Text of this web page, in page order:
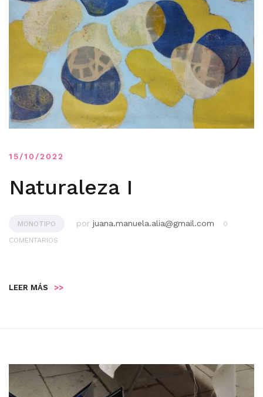
15/10/2022
Naturaleza I
MONOTIPO por juana.manuela.alia@gmail.com
0
COMENTARIOS
LEER MÁS >>